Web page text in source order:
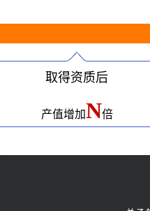
取得资质后
产值增加N倍